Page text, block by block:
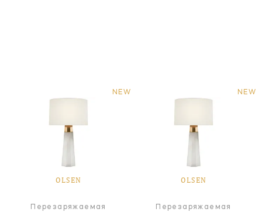
NEW
OLSEN
Перезаряжаемая
NEW
OLSEN
Перезаряжаемая